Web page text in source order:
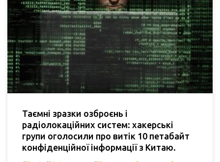
Таємні зразки озброєнь і
радіолокаційних систем: хакерські
групи оголосили про витік 10 петабайт
конфіденційної інформації з Китаю.